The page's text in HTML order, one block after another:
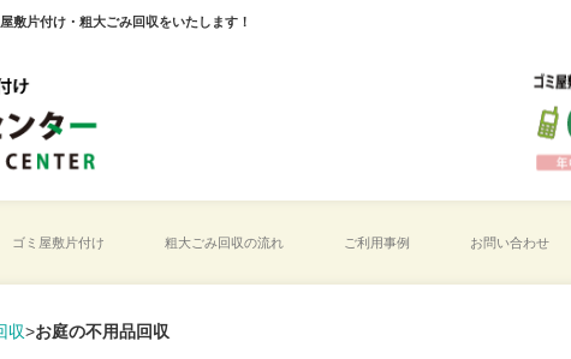
片付け・粗大ごみ回収をいたします！
ゴミ屋敷片付け 粗大ごみ回収の流れ ご利用事例 お問い合わせ
収>お庭の不用品回収